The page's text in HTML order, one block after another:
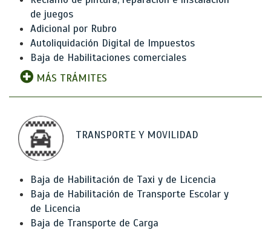
de juegos
Adicional por Rubro
Autoliquidación Digital de Impuestos
Baja de Habilitaciones comerciales
MÁS TRÁMITES
TRANSPORTE Y MOVILIDAD
Baja de Habilitación de Taxi y de Licencia
Baja de Habilitación de Transporte Escolar y
de Licencia
Baja de Transporte de Carga